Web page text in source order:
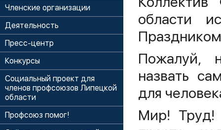
Членские организации
Деятельность
Пресс-центр
Конкурсы
Социальный проект для
членов профсоюзов Липецкой
области
Профсоюз помог!
области
Пожалуй,
назвать
для
Мир! Труд!